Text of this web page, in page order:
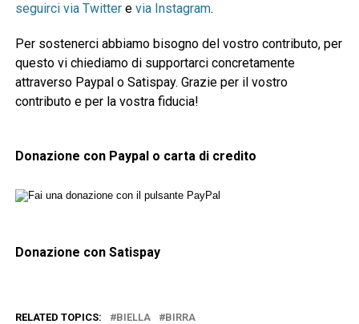
seguirci via Twittere via Instagram.
Per sostenerci abbiamo bisogno del vostro contributo, per
questo vi chiediamo di supportarci concretamente
attraverso Paypal o Satispay. Grazie per il vostro
contributo e per la vostra fiducia!
Donazione con Paypal o carta di credito
Donazione con Satispay
RELATED TOPICS: BIELLA BIRRA